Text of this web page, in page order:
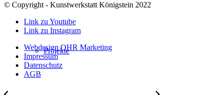
Projekte
© Copyright - Kunstwerkstatt Königstein 2022
Link zu Youtube
Link zu Instagram
Webdesign OHR Marketing
Impressum
Datenschutz
AGB